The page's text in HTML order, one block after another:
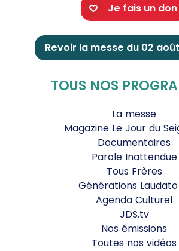
Je fais un don
Revoir la messe du 02
TOUS NOS
La messe
Magazine Le Jour du
Documentaires
Parole Inattendue
Tous Frères
Générations Laudato
Agenda Culturel
JDS.tv
Nos émissions
Toutes nos vidéos